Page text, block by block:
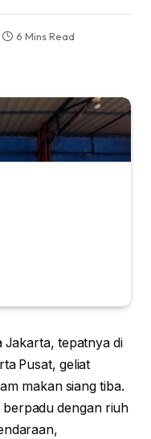
6 Mins Read
tepatnya di
Pusat, geliat
makan siang tiba.
dengan riuh